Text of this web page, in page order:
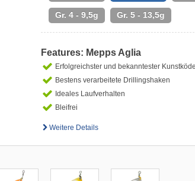
Gr. 4 - 9,5g Gr. 5 - 13,5g
Features: Mepps Aglia
Erfolgreichster und bekanntester
Bestens verarbeitete Drillingshaken
Ideales Laufverhalten
Bleifrei
Weitere Details